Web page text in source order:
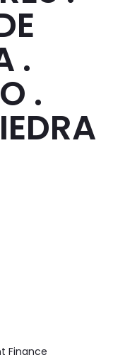
.
.